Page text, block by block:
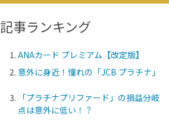
記事ランキング
ANAカード プレミアム【改定版】
意外に身近！憧れの「JCB プラチナ」
「プラチナプリファード」の損益分岐
点は意外に低い！？